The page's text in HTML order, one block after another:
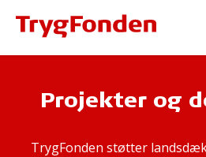
Projekter og
TrygFonden støtter